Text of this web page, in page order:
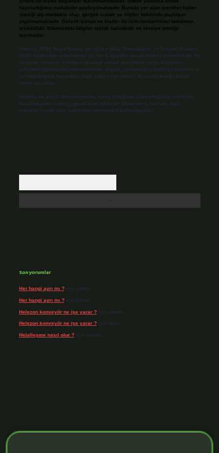
hazırladığımız makaleler paylaşılmaktadır. Burada yer alan içerikler haber
niteliği taşımamakta olup, gerçek kurum ve kişiler hakkında paylaşım
yapılmamaktadır. Gerçek kurum ve kişiler ile isim benzerlikleri tamamen
tesadüfidir. Sitemizdeki bilgiler taslak halindedir ve tavsiye niteliği
taşımazlar.
Sitemiz, 5651 Sayılı Kanun gereğince Bilgi Teknolojileri ve İletişim Kurumu
(BTK) tarafından onaylanmış bir Yer Sağlayıcı olarak hizmet vermektedir. Bu
nedenle, sitedeki içerikleri proaktif olarak denetleme veya araştırma
yükümlülüğümüz bulunmamaktadır. Ancak, üyelerimiz yazdıkları içeriklerin
sorumluluğunu taşımakta olup, siteye üye olarak bu sorumluluğu kabul
etmiş sayılırlar.
Hukuka ve yasal düzenlemelere aykırı olduğunu düşündüğünüz içerikleri,
backlinkpanelicomtr@gmail.com adresine bildirmeniz halinde, ilgili
içerikler yasal süre içerisinde sitemizden kaldırılacaktır.
Son yorumlar
Her hangi ayrı mı ?için admin
Her hangi ayrı mı ?için Cihat
Helezon konveyör ne işe yarar ?için admin
Helezon konveyör ne işe yarar ?için Mine
Helalleşme nasıl olur ?için admin